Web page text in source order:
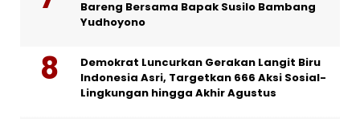
Bareng Bersama Bapak Susilo Bambang
Yudhoyono
Demokrat Luncurkan Gerakan Langit Biru
Indonesia Asri, Targetkan 666 Aksi Sosial-
Lingkungan hingga Akhir Agustus